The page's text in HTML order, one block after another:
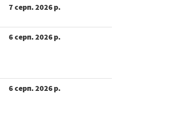
7 серп. 2026 р.
6 серп. 2026 р.
6 серп. 2026 р.